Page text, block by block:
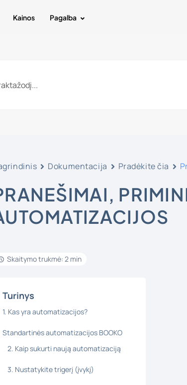
Kainos Pagalba
Dokumentacija Pradėkite čia
Skaitymo trukmė: 2 min
Turinys
1. Kas yra automatizacijos?
Standartinės automatizacijos BOOKO
2. Kaip sukurti naują automatizaciją
3. Nustatykite trigerį (įvykį)